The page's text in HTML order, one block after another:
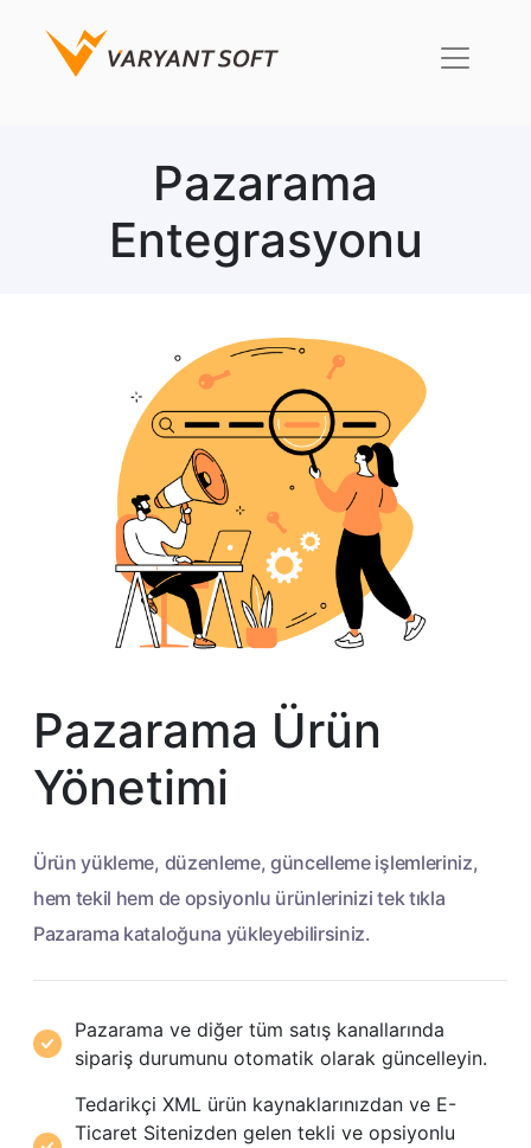
Pazarama
Entegrasyonu
Pazarama Ürün
Yönetimi
Ürün yükleme, düzenleme, güncelleme işlemleriniz,
hem tekil hem de opsiyonlu ürünlerinizi tek tıkla
Pazarama kataloğuna yükleyebilirsiniz.
Pazarama ve diğer tüm satış kanallarında
sipariş durumunu otomatik olarak güncelleyin.
Tedarikçi XML ürün kaynaklarınızdan ve E-
Ticaret Sitenizden gelen tekli ve opsiyonlu